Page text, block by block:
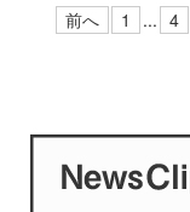
前へ 1 ... 4